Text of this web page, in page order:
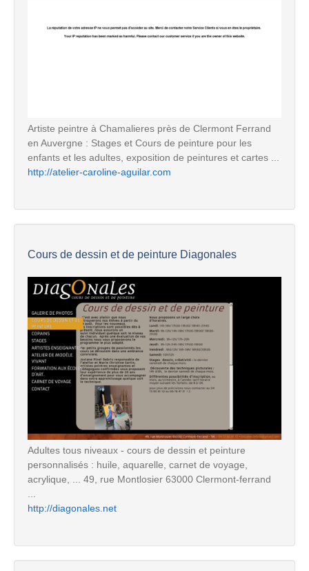
Artiste peintre à Chamalieres près de Clermont Ferrand
en Auvergne : Stages et Cours de peinture pour les
enfants et les adultes, exposition de peintures et cartes ...
http://atelier-caroline-aguilar.com
Cours de dessin et de peinture Diagonales
Adultes tous niveaux - cours de dessin et peinture
personnalisés : huile, aquarelle, carnet de voyage,
acrylique, ... 49, rue Montlosier 63000 Clermont-ferrand
...
http://diagonales.net